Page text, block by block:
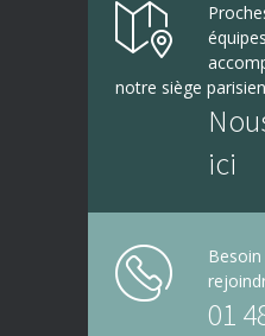
notre siège
ici
01